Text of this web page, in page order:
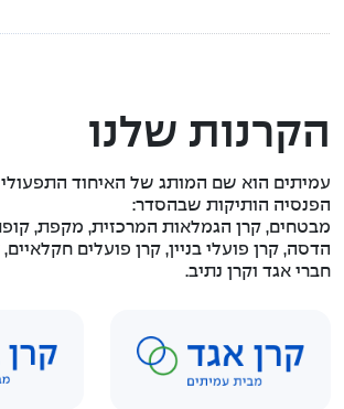
הקרנות שלנו
עמיתים הוא שם המותג של האיחוד
הפנסיה הותיקות שבהסדר:
מבטחים, קרן הגמלאות המרכזית, מקפת,
הדסה, קרן פועלי בניין, קרן פועלים
חברי אגד וקרן נתיב.